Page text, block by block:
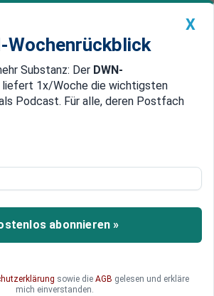
DWN: Geldanlage Premium
DWN-Magazin China
Enria zum
Aufseher
entschlossen, einem Italiener
X
Wochenrückblick
Substanz: Der DWN-
liefert 1x/Woche die wichtigsten
Podcast. Für alle, deren Postfach
abonnieren »
sowie die AGB gelesen und erkläre
mich einverstanden.